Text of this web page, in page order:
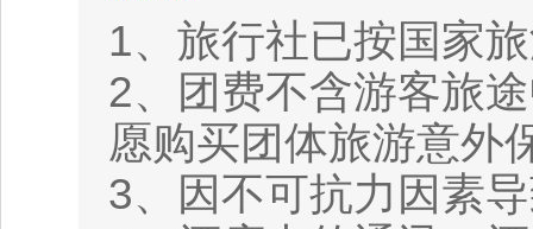
1、旅行社已按国家
2、团费不含游客旅
愿购买团体旅游意外
3、因不可抗力因素